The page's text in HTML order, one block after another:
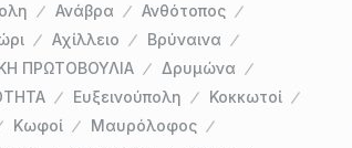
Ανάβρα
Ανθότοπος
Αχίλλειο
Βρύναινα
ΠΡΩΤΟΒΟΥΛΙΑ
Δρυμώνα
Ευξεινούπολη
Κοκκωτοί
Κωφοί
Μαυρόλοφος